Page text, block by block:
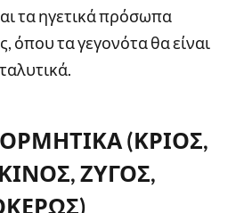
τα ηγετικά πρόσωπα
όπου τα γεγονότα θα είναι
(ΚΡΙΟΣ,
ΖΥΓΟΣ,